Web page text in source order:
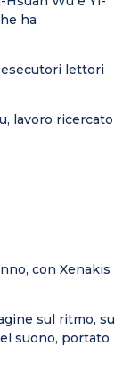
ha
lettori
lavoro ricercato
con Xenakis
sul ritmo, su
suono, portato